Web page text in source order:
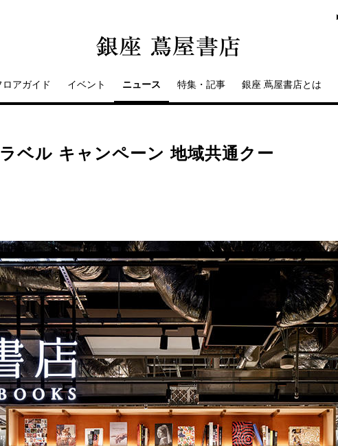
ロアガイド イベント ニュース 特集・記事 銀座 蔦屋書店とは
ベル キャンペーン 地域共通クー